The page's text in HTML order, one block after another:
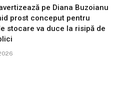
pe Diana Buzoianu
prost conceput pentru
stocare va duce la risipă de